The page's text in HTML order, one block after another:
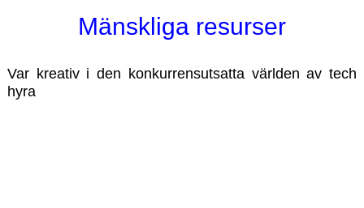
Mänskliga resurser
Var kreativ i den konkurrensutsatta världen av tech
hyra